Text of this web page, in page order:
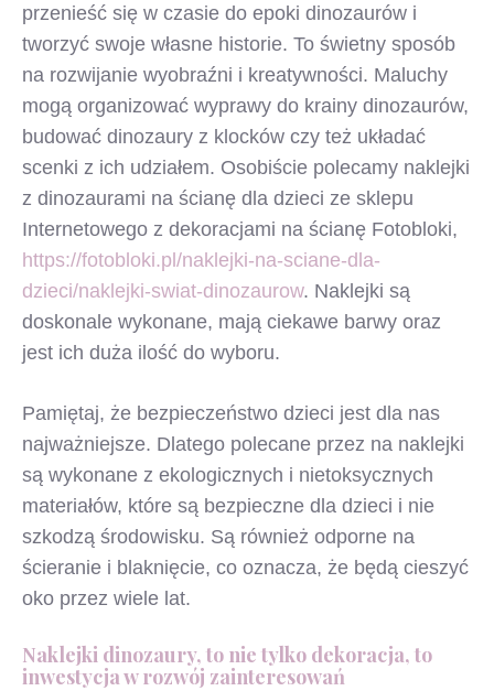
przenieść się w czasie do epoki dinozaurów i
tworzyć swoje własne historie. To świetny sposób
na rozwijanie wyobraźni i kreatywności. Maluchy
mogą organizować wyprawy do krainy dinozaurów,
budować dinozaury z klocków czy też układać
scenki z ich udziałem. Osobiście polecamy naklejki
z dinozaurami na ścianę dla dzieci ze sklepu
Internetowego z dekoracjami na ścianę Fotobloki,
https://fotobloki.pl/naklejki-na-sciane-dla-
dzieci/naklejki-swiat-dinozaurow. Naklejki są
doskonale wykonane, mają ciekawe barwy oraz
jest ich duża ilość do wyboru.
Pamiętaj, że bezpieczeństwo dzieci jest dla nas
najważniejsze. Dlatego polecane przez na naklejki
są wykonane z ekologicznych i nietoksycznych
materiałów, które są bezpieczne dla dzieci i nie
szkodzą środowisku. Są również odporne na
ścieranie i blaknięcie, co oznacza, że będą cieszyć
oko przez wiele lat.
Naklejki dinozaury, to nie tylko dekoracja, to
inwestycja w rozwój zainteresowań